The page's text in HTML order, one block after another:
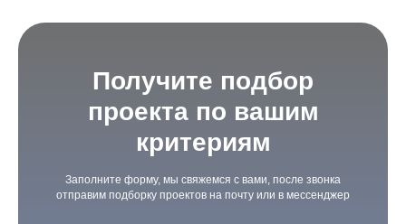
Получите подбор
проекта по вашим
критериям
Заполните форму, мы свяжемся с вами, после звонка
отправим подборку проектов на почту или в мессенджер